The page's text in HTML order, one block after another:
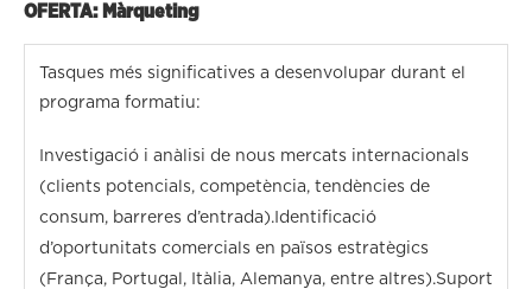
OFERTA: Màrqueting
Tasques més significatives a desenvolupar durant el
programa formatiu:
Investigació i anàlisi de nous mercats internacionals
(clients potencials, competència, tendències de
consum, barreres d’entrada).Identificació
d’oportunitats comercials en països estratègics
(França, Portugal, Itàlia, Alemanya, entre altres).Suport